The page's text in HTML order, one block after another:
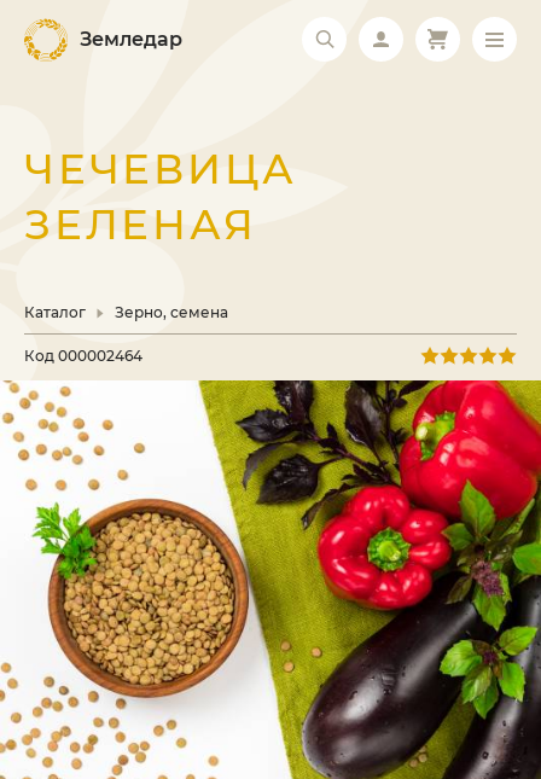
Земледар
ЧЕЧЕВИЦА
ЗЕЛЕНАЯ
Каталог Зерно, семена
Код 000002464